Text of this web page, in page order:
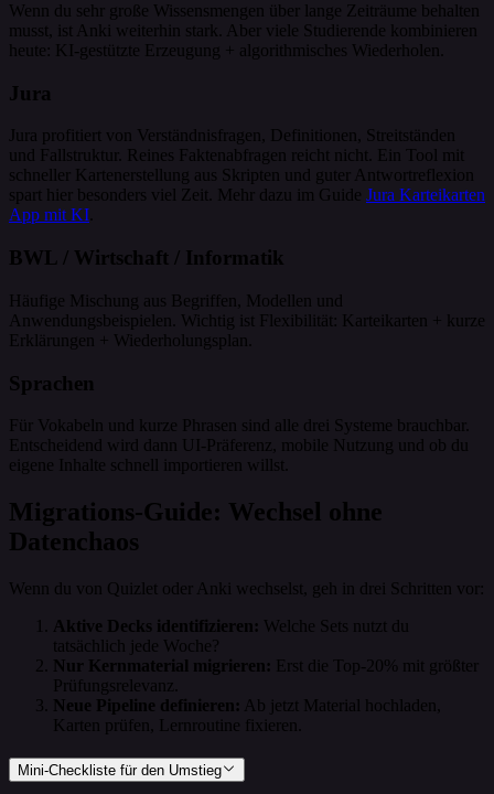
Wenn du sehr große Wissensmengen über lange Zeiträume behalten
musst, ist Anki weiterhin stark. Aber viele Studierende kombinieren
heute: KI-gestützte Erzeugung + algorithmisches Wiederholen.
Jura
Jura profitiert von Verständnisfragen, Definitionen, Streitständen
und Fallstruktur. Reines Faktenabfragen reicht nicht. Ein Tool mit
schneller Kartenerstellung aus Skripten und guter Antwortreflexion
spart hier besonders viel Zeit. Mehr dazu im Guide Jura Karteikarten
App mit KI
BWL / Wirtschaft / Informatik
Häufige Mischung aus Begriffen, Modellen und
Anwendungsbeispielen. Wichtig ist Flexibilität: Karteikarten + kurze
Erklärungen + Wiederholungsplan.
Sprachen
Für Vokabeln und kurze Phrasen sind alle drei Systeme brauchbar.
Entscheidend wird dann UI-Präferenz, mobile Nutzung und ob du
eigene Inhalte schnell importieren willst.
Migrations-Guide: Wechsel ohne
Datenchaos
Wenn du von Quizlet oder Anki wechselst, geh in drei Schritten vor:
Aktive Decks identifizieren: Welche Sets nutzt du
tatsächlich jede Woche?
Nur Kernmaterial migrieren: Erst die Top-20% mit größter
Prüfungsrelevanz.
Neue Pipeline definieren: Ab jetzt Material hochladen,
Karten prüfen, Lernroutine fixieren.
Mini-Checkliste für den Umstieg